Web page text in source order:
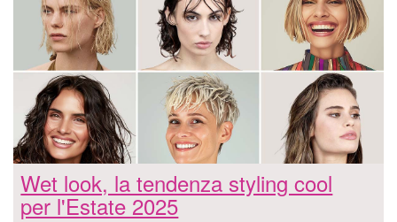
Wet look, la tendenza styling cool
per l'Estate 2025